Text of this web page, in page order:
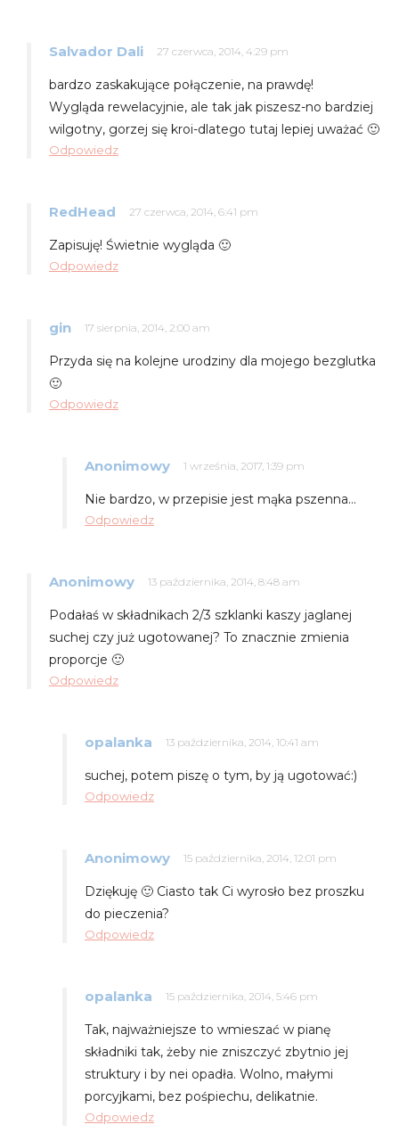
Salvador Dali 27 czerwca, 2014, 4:29 pm
bardzo zaskakujące połączenie, na prawdę!
Wygląda rewelacyjnie, ale tak jak piszesz-no bardziej
wilgotny, gorzej się kroi-dlatego tutaj lepiej uważać 🙂
Odpowiedz
RedHead 27 czerwca, 2014, 6:41 pm
Zapisuję! Świetnie wygląda 🙂
Odpowiedz
gin 17 sierpnia, 2014, 2:00 am
Przyda się na kolejne urodziny dla mojego bezglutka
🙂
Odpowiedz
Anonimowy 1 września, 2017, 1:39 pm
Nie bardzo, w przepisie jest mąka pszenna…
Odpowiedz
Anonimowy 13 października, 2014, 8:48 am
Podałaś w składnikach 2/3 szklanki kaszy jaglanej
suchej czy już ugotowanej? To znacznie zmienia
proporcje 🙂
Odpowiedz
opalanka 13 października, 2014, 10:41 am
suchej, potem piszę o tym, by ją ugotować:)
Odpowiedz
Anonimowy 15 października, 2014, 12:01 pm
Dziękuję 🙂 Ciasto tak Ci wyrosło bez proszku
do pieczenia?
Odpowiedz
opalanka 15 października, 2014, 5:46 pm
Tak, najważniejsze to wmieszać w pianę
składniki tak, żeby nie zniszczyć zbytnio jej
struktury i by nei opadła. Wolno, małymi
porcyjkami, bez pośpiechu, delikatnie.
Odpowiedz